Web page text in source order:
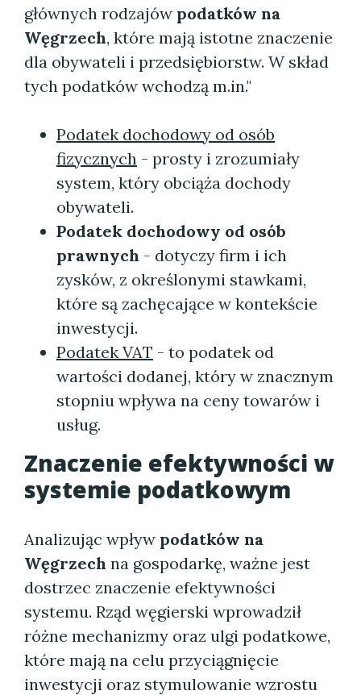
głównych rodzajów podatków na
Węgrzech, które mają istotne znaczenie
dla obywateli i przedsiębiorstw. W skład
tych podatków wchodzą m.in."
Podatek dochodowy od osób
fizycznych - prosty i zrozumiały
system, który obciąża dochody
obywateli.
Podatek dochodowy od osób
prawnych - dotyczy firm i ich
zysków, z określonymi stawkami,
które są zachęcające w kontekście
inwestycji.
Podatek VAT - to podatek od
wartości dodanej, który w znacznym
stopniu wpływa na ceny towarów i
usług.
Znaczenie efektywności w
systemie podatkowym
Analizując wpływ podatków na
Węgrzech na gospodarkę, ważne jest
dostrzec znaczenie efektywności
systemu. Rząd węgierski wprowadził
różne mechanizmy oraz ulgi podatkowe,
które mają na celu przyciągnięcie
inwestycji oraz stymulowanie wzrostu